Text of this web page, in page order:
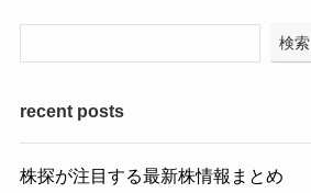
検索
recent posts
株探が注目する最新株情報まとめ